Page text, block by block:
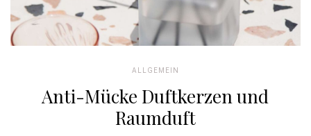
ALLGEMEIN
Anti-Mücke Duftkerzen und
Raumduft